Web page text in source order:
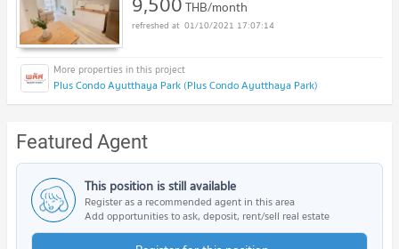
THB/month
01/10/2021 17:07:14
Plus Condo Ayutthaya Park (Plus Condo Ayutthaya Park)
Featured Agent
This position is still available
Register as a recommended agent in this area
Add opportunities to ask, deposit, rent/sell real estate